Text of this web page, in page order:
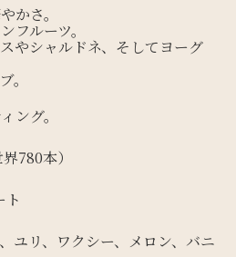
かさ。
フルーツ。
やシャルドネ、そしてヨーグ
。
ング。
780本）
ト
ユリ、ワクシー、メロン、バニ